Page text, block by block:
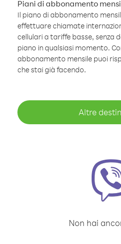
Piani di abbonamento
Il piano di abbonamento
effettuare chiamate
cellulari a tariffe basse, senza
piano in qualsiasi momento.
abbonamento mensile puoi
che stai già facendo.
Altre
Non hai